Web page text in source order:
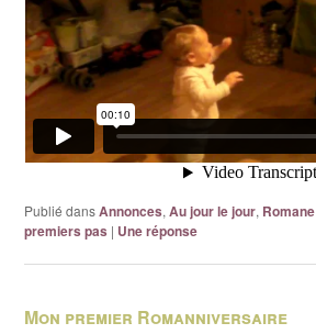
Publié dansAnnonces,Au jour le jour, Romane
premiers pas | Uneréponse
Mon premier Romanniversaire